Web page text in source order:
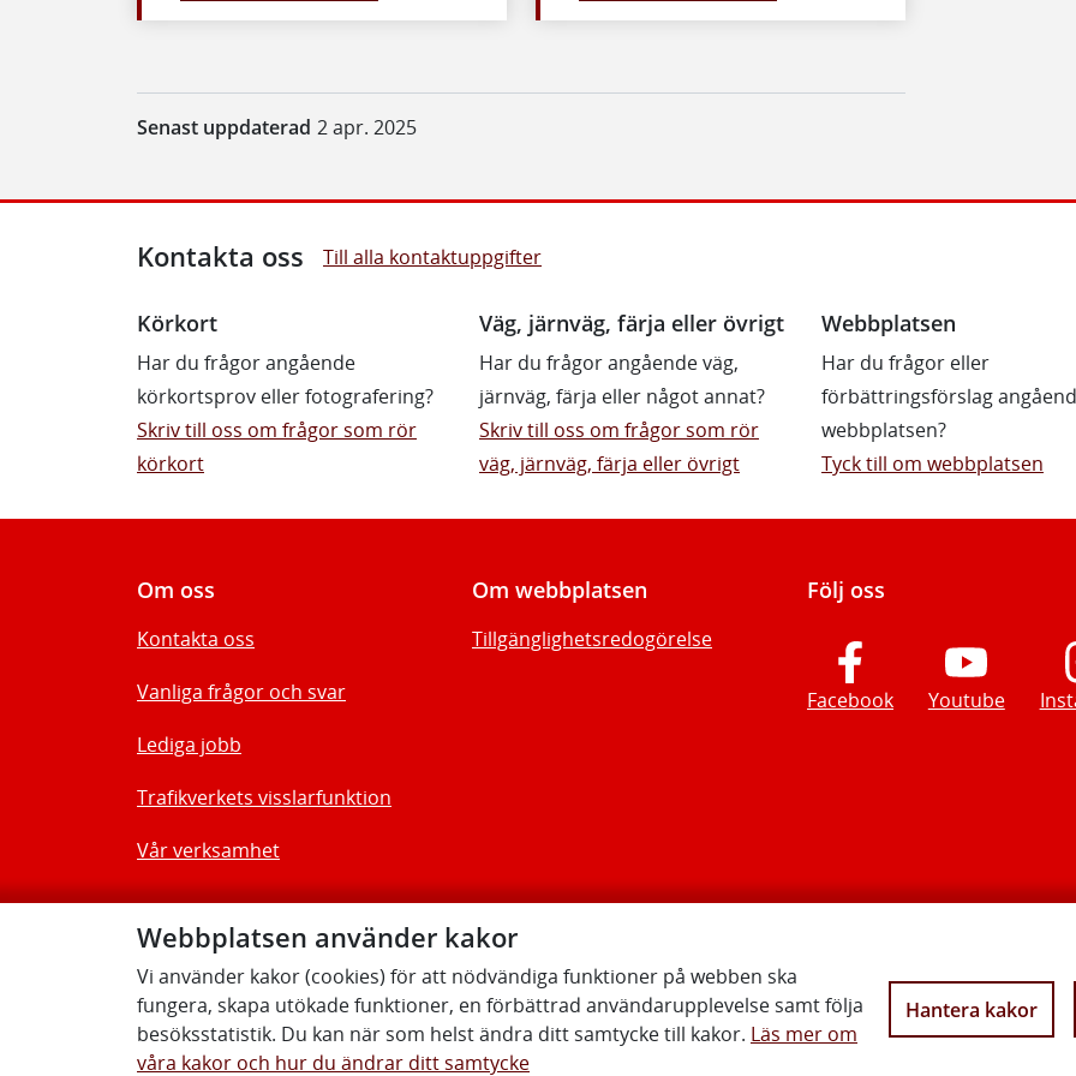
Senast uppdaterad 2 apr. 2025
Webbplatsen använder kakor
Vi använder kakor (cookies) för att nödvändiga funktioner på webben ska
fungera, skapa utökade funktioner, en förbättrad användarupplevelse samt följa
besöksstatistik. Du kan när som helst ändra ditt samtycke till kakor. Läs mer om
våra kakor och hur du ändrar ditt samtycke
Hantera kakor
Kontakta oss Till alla kontaktuppgifter
Körkort
Har du frågor angående
körkortsprov eller fotografering?
Skriv till oss om frågor som rör
körkort
Väg, järnväg, färja eller övrigt
Har du frågor angående väg,
järnväg, färja eller något annat?
Skriv till oss om frågor som rör
väg, järnväg, färja eller övrigt
Webbplatsen
Har du frågor eller
förbättringsförslag
webbplatsen?
Tyck till om webbplatsen
Vi gör Sverige närmare
Om oss
Kontakta oss
Vanliga frågor och svar
Lediga jobb
Trafikverkets visslarfunktion
Vår verksamhet
Om webbplatsen
Tillgänglighetsredogörelse
Följ oss
Facebook Youtube